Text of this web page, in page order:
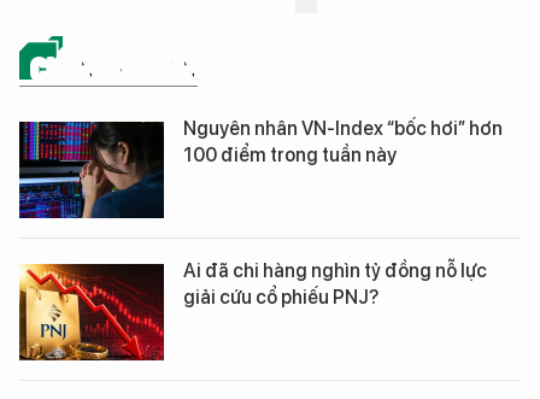
CHỨNG KHOÁN
Nguyên nhân VN-Index “bốc hơi” hơn
100 điểm trong tuần này
Ai đã chi hàng nghìn tỷ đồng nỗ lực
giải cứu cổ phiếu PNJ?